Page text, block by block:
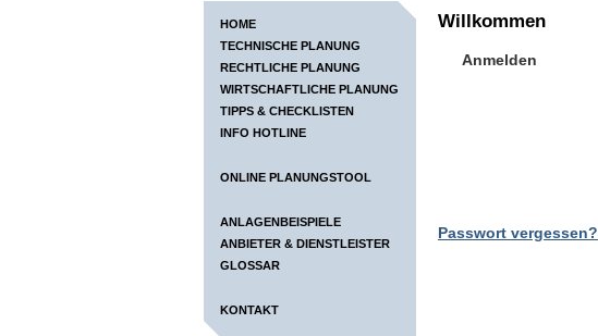
HOME
TECHNISCHE PLANUNG
RECHTLICHE PLANUNG
WIRTSCHAFTLICHE PLANUNG
TIPPS & CHECKLISTEN
INFO HOTLINE
ONLINE PLANUNGSTOOL
ANLAGENBEISPIELE
ANBIETER & DIENSTLEISTER
GLOSSAR
KONTAKT
Willkommen
Anmelden
Passwort vergessen?